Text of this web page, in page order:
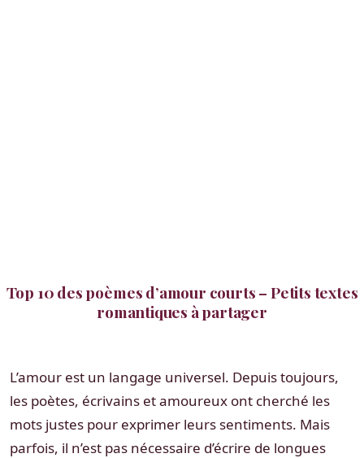
Top 10 des poèmes d’amour courts – Petits textes
romantiques à partager
L’amour est un langage universel. Depuis toujours,
les poètes, écrivains et amoureux ont cherché les
mots justes pour exprimer leurs sentiments. Mais
parfois, il n’est pas nécessaire d’écrire de longues